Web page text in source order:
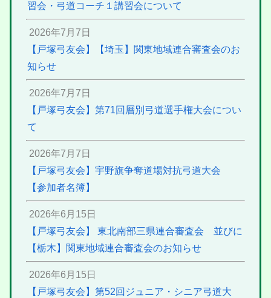
習会・弓道コーチ１講習会について
2026年7月7日
【戸塚弓友会】【埼玉】関東地域連合審査会のお
知らせ
2026年7月7日
【戸塚弓友会】第71回層別弓道選手権大会につい
て
2026年7月7日
【戸塚弓友会】宇野旗争奪道場対抗弓道大会
【参加者名簿】
2026年6月15日
【戸塚弓友会】 東北南部三県連合審査会 並びに
【栃木】関東地域連合審査会のお知らせ
2026年6月15日
【戸塚弓友会】第52回ジュニア・シニア弓道大